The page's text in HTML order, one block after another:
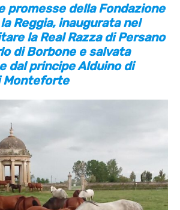
promesse della Fondazione
Reggia, inaugurata nel
la Real Razza di Persano
di Borbone e salvata
dal principe Alduino di
Monteforte